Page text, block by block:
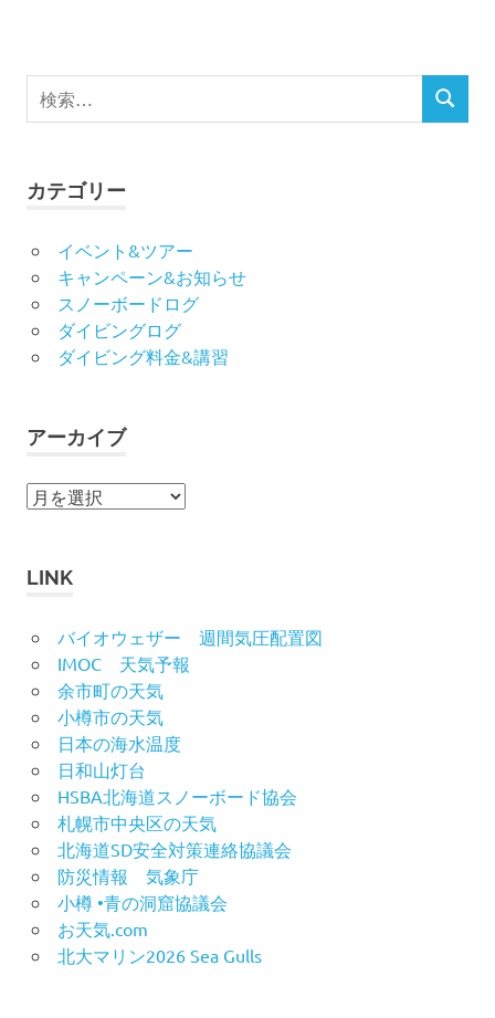
検
索
検
カテゴリー
イベント&ツアー
キャンペーン&お知らせ
スノーボードログ
ダイビングログ
ダイビング料金&講習
アーカイブ
ア
イ
LINK
バイオウェザー 週間気圧配置図
IMOC 天気予報
余市町の天気
小樽市の天気
日本の海水温度
日和山灯台
HSBA北海道スノーボード協会
札幌市中央区の天気
北海道SD安全対策連絡協議会
防災情報 気象庁
小樽 •青の洞窟協議会
お天気.com
北大マリン2026 Sea Gulls